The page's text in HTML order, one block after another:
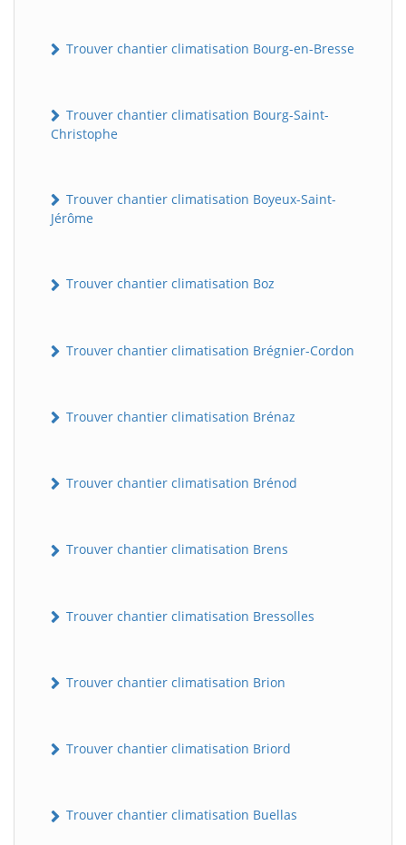
Trouver chantier climatisation Bourg-en-Bresse
Trouver chantier climatisation Bourg-Saint-
Christophe
Trouver chantier climatisation Boyeux-Saint-
Jérôme
Trouver chantier climatisation Boz
Trouver chantier climatisation Brégnier-Cordon
Trouver chantier climatisation Brénaz
Trouver chantier climatisation Brénod
Trouver chantier climatisation Brens
Trouver chantier climatisation Bressolles
Trouver chantier climatisation Brion
Trouver chantier climatisation Briord
Trouver chantier climatisation Buellas